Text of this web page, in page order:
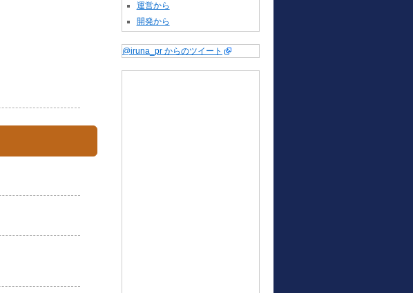
運営から
開発から
@iruna_pr からのツイート